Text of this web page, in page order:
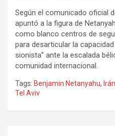
Según el comunicado oficial
apuntó a la figura de
como blanco centros de
para desarticular la
sionista” ante la escalada
comunidad internacional.
Tags: Benjamin Netanyahu, Irán
Tel Aviv